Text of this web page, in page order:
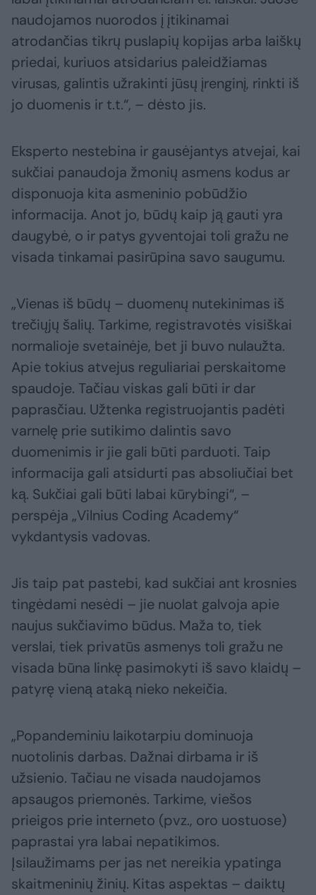
naudojamos nuorodos į įtikinamai
atrodančias tikrų puslapių kopijas arba laiškų
priedai, kuriuos atsidarius paleidžiamas
virusas, galintis užrakinti jūsų įrenginį, rinkti iš
jo duomenis ir t.t.“, – dėsto jis.
Eksperto nestebina ir gausėjantys atvejai, kai
sukčiai panaudoja žmonių asmens kodus ar
disponuoja kita asmeninio pobūdžio
informacija. Anot jo, būdų kaip ją gauti yra
daugybė, o ir patys gyventojai toli gražu ne
visada tinkamai pasirūpina savo saugumu.
„Vienas iš būdų – duomenų nutekinimas iš
trečiųjų šalių. Tarkime, registravotės visiškai
normalioje svetainėje, bet ji buvo nulaužta.
Apie tokius atvejus reguliariai perskaitome
spaudoje. Tačiau viskas gali būti ir dar
paprasčiau. Užtenka registruojantis padėti
varnelę prie sutikimo dalintis savo
duomenimis ir jie gali būti parduoti. Taip
informacija gali atsidurti pas absoliučiai bet
ką. Sukčiai gali būti labai kūrybingi“, –
perspėja „Vilnius Coding Academy“
vykdantysis vadovas.
Jis taip pat pastebi, kad sukčiai ant krosnies
tingėdami nesėdi – jie nuolat galvoja apie
naujus sukčiavimo būdus. Maža to, tiek
verslai, tiek privatūs asmenys toli gražu ne
visada būna linkę pasimokyti iš savo klaidų –
patyrę vieną ataką nieko nekeičia.
„Popandeminiu laikotarpiu dominuoja
nuotolinis darbas. Dažnai dirbama ir iš
užsienio. Tačiau ne visada naudojamos
apsaugos priemonės. Tarkime, viešos
prieigos prie interneto (pvz., oro uostuose)
paprastai yra labai nepatikimos.
Įsilaužimams per jas net nereikia ypatinga
skaitmeninių žinių. Kitas aspektas – daiktų